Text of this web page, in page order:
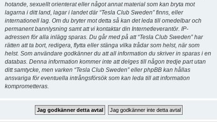
hotande, sexuellt orienterat eller något annat material som kan bryta mot
lagarna i ditt land, lagar i landet där “Tesla Club Sweden” finns, eller
internationell lag. Om du bryter mot detta så kan det leda till omedelbar och
permanent bannlysning samt att vi kontaktar din Internetleverantör. IP-
adressen för alla inlägg sparas. Du går med på att “Tesla Club Sweden” har
rätten att ta bort, redigera, flytta eller stänga vilka trådar som helst, när som
helst. Som användare godkänner du att all information du skriver in sparas i en
databas. Denna information kommer inte att delges till någon tredje part utan
ditt samtycke, men varken “Tesla Club Sweden” eller phpBB kan hållas
ansvariga för eventuella intrångsförsök som kan leda till att information
komprometteras.